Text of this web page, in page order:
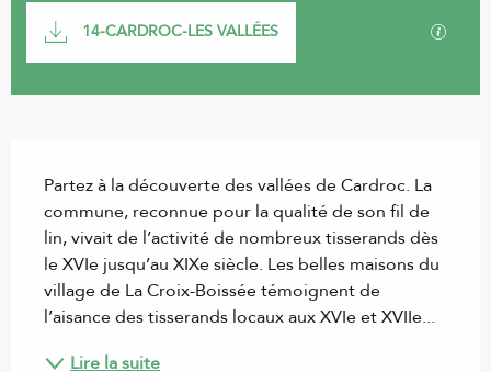
Documentation
14-CARDROC-LES VALLÉES
Partez à la découverte des vallées de Cardroc. La
commune, reconnue pour la qualité de son fil de
lin, vivait de l’activité de nombreux tisserands dès
le XVIe jusqu’au XIXe siècle. Les belles maisons du
village de La Croix-Boissée témoignent de
l’aisance des tisserands locaux aux XVIe et XVIIe...
Lire la suite